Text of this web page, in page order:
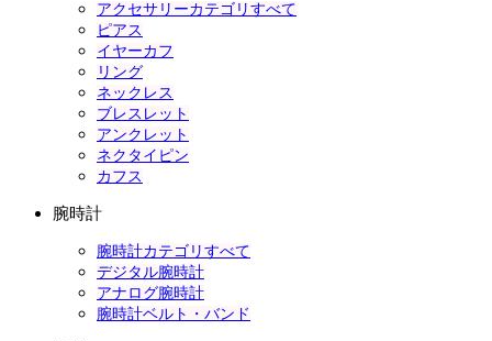
アクセサリーカテゴリすべて
ピアス
イヤーカフ
リング
ネックレス
ブレスレット
アンクレット
ネクタイピン
カフス
腕時計
腕時計カテゴリすべて
デジタル腕時計
アナログ腕時計
腕時計ベルト・バンド